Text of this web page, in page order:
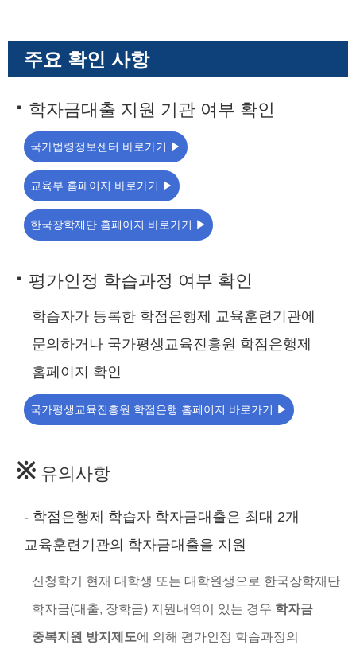
주요 확인 사항
· 학자금대출 지원 기관 여부 확인
국가법령정보센터 바로가기 ▶
교육부 홈페이지 바로가기 ▶
한국장학재단 홈페이지 바로가기 ▶
· 평가인정 학습과정 여부 확인
학습자가 등록한 학점은행제 교육훈련기관에
문의하거나 국가평생교육진흥원 학점은행제
홈페이지 확인
국가평생교육진흥원 학점은행 홈페이지 바로가기 ▶
※ 유의사항
- 학점은행제 학습자 학자금대출은 최대 2개
교육훈련기관의 학자금대출을 지원
신청학기 현재 대학생 또는 대학원생으로 한국장학재단
학자금(대출, 장학금) 지원내역이 있는 경우 학자금
중복지원 방지제도에 의해 평가인정 학습과정의